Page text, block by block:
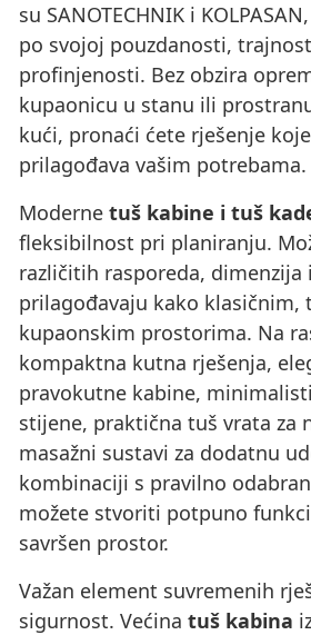
su SANOTECHNIK i
po svojoj pouzdanosti,
profinjenosti. Bez obzira
kupaonicu u stanu ili
kući, pronaći ćete rješenje
prilagođava vašim potrebama.
Moderne tuš kabine i tuš
fleksibilnost pri planiranju.
različitih rasporeda, dimenzija
prilagođavaju kako klasičnim,
kupaonskim prostorima. Na
kompaktna kutna rješenja,
pravokutne kabine,
stijene, praktična tuš vrata za
masažni sustavi za dodatnu
kombinaciji s pravilno
možete stvoriti potpuno
savršen prostor.
Važan element suvremenih
sigurnost. Većina tuš kabina